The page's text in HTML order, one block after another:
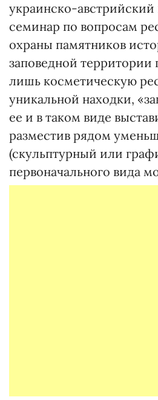
украинско-австрийский
семинар по вопросам
охраны памятников
заповедной территории
лишь косметическую
уникальной находки,
ее и в таком виде
разместив рядом
(скульптурный или
первоначального вида